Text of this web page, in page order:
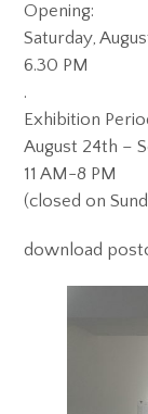
Opening:
Saturday,
6.30 PM
.
Exhibition
August 24th –
11 AM-8 PM
(closed on
download